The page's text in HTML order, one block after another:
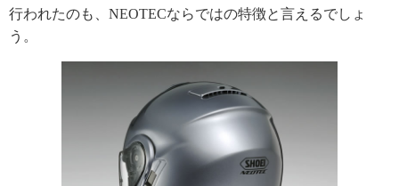
行われたのも、NEOTECならではの特徴と言えるでしょ
う。